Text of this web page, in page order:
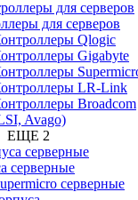
для серверов
Qlogic
Gigabyte
LR-Link
Broadcom
Avago)
ЕЩЕ 2
серверные
серверные